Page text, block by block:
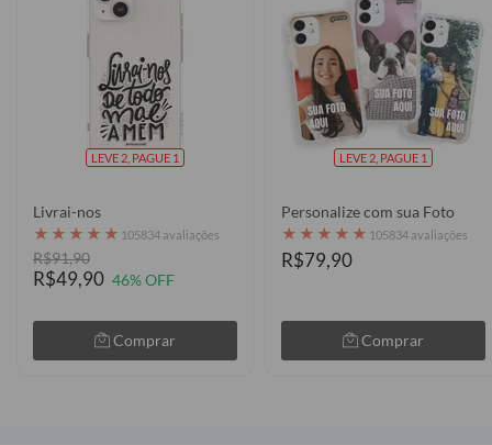
LEVE 2, PAGUE 1
Livrai-nos
★ ★ ★ ★ ★ 105834 avaliações
R$91,90
R$49,90 46% OFF
Comprar
LEVE 2, PAGUE 1
Personalize com sua Foto
★ ★ ★ ★ ★ 105834 avaliações
R$79,90
Comprar